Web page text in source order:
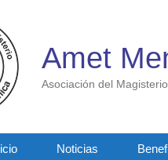
Amet
Asociación del
Noticias